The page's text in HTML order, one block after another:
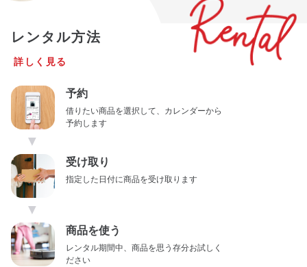
レンタル方法
詳しく見る
予約
借りたい商品を選択して、カレンダーから
予約します
▼
受け取り
指定した日付に商品を受け取ります
▼
商品を使う
レンタル期間中、商品を思う存分お試しく
ださい